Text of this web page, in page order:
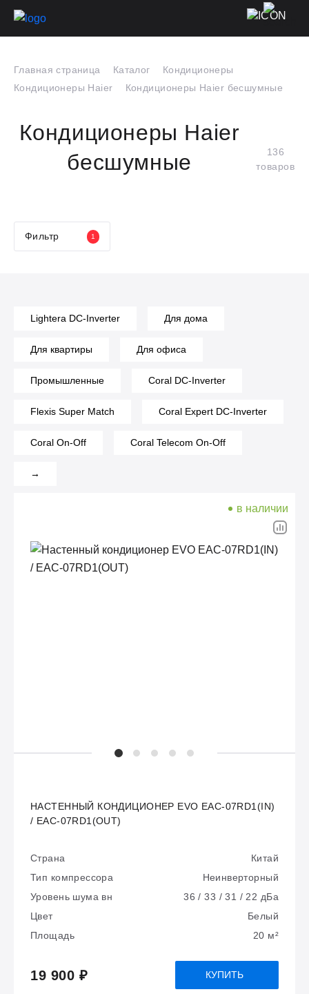
Главная страница Каталог
Кондиционеры
Кондиционеры Haier
Кондиционеры Haier бесшумные
Кондиционеры Haier
бесшумные
136
товаров
Фильтр 1
Lightera DC-Inverter Для дома
Для квартиры Для офиса
Промышленные Coral DC-Inverter
Flexis Super Match Coral Expert DC-Inverter
Coral On-Off Coral Telecom On-Off
→
в наличии
НАСТЕННЫЙ КОНДИЦИОНЕР EVO EAC-07RD1(IN)
/ EAC-07RD1(OUT)
Страна
Китай
Тип компрессора
Неинверторный
Уровень шума вн
36 / 33 / 31 / 22 дБа
Цвет
Белый
Площадь
20 м²
19 900 ₽ КУПИТЬ